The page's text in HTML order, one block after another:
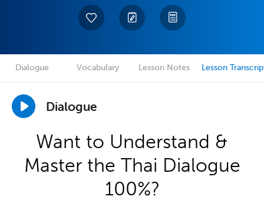
Dialogue Vocabulary Lesson Notes Lesson
Dialogue
Want to Understand &
Master the Thai Dialogue
100%?